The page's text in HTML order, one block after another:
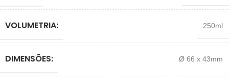
VOLUMETRIA: 250ml
DIMENSÕES: Ø 66 x 43mm